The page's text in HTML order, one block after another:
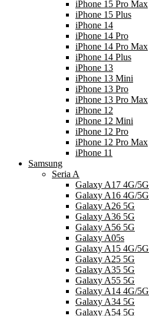
iPhone 15 Pro Max
iPhone 15 Plus
iPhone 14
iPhone 14 Pro
iPhone 14 Pro Max
iPhone 14 Plus
iPhone 13
iPhone 13 Mini
iPhone 13 Pro
iPhone 13 Pro Max
iPhone 12
iPhone 12 Mini
iPhone 12 Pro
iPhone 12 Pro Max
iPhone 11
Samsung
Seria A
Galaxy A17 4G/5G
Galaxy A16 4G/5G
Galaxy A26 5G
Galaxy A36 5G
Galaxy A56 5G
Galaxy A05s
Galaxy A15 4G/5G
Galaxy A25 5G
Galaxy A35 5G
Galaxy A55 5G
Galaxy A14 4G/5G
Galaxy A34 5G
Galaxy A54 5G